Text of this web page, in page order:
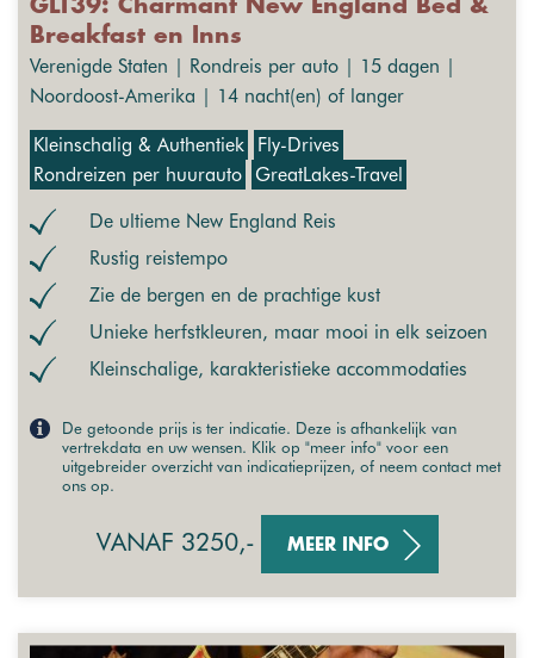
GLT39: Charmant New England Bed &
Breakfast en Inns
Verenigde Staten | Rondreis per auto | 15 dagen |
Noordoost-Amerika | 14 nacht(en) of langer
Kleinschalig & Authentiek
Fly-Drives
Rondreizen per huurauto GreatLakes-Travel
De ultieme New England Reis
Rustig reistempo
Zie de bergen en de prachtige kust
Unieke herfstkleuren, maar mooi in elk seizoen
Kleinschalige, karakteristieke accommodaties
De getoonde prijs is ter indicatie. Deze is afhankelijk van
vertrekdata en uw wensen. Klik op "meer info" voor een
uitgebreider overzicht van indicatieprijzen, of neem contact met
ons op.
VANAF 3250,- MEER INFO